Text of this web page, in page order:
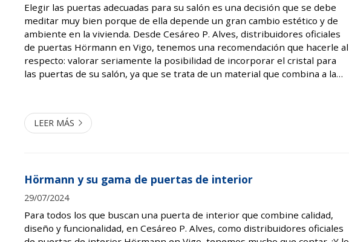
Elegir las puertas adecuadas para su salón es una decisión que se debe
meditar muy bien porque de ella depende un gran cambio estético y de
ambiente en la vivienda. Desde Cesáreo P. Alves, distribuidores oficiales
de puertas Hörmann en Vigo, tenemos una recomendación que hacerle al
respecto: valorar seriamente la posibilidad de incorporar el cristal para
las puertas de su salón, ya que se trata de un material que combina a la
LEER MÁS
Hörmann y su gama de puertas de interior
29/07/2024
Para todos los que buscan una puerta de interior que combine calidad,
diseño y funcionalidad, en Cesáreo P. Alves, como distribuidores oficiales